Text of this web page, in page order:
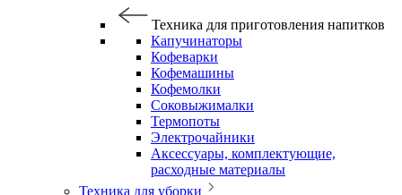
Техника для приготовления напитков
Капучинаторы
Кофеварки
Кофемашины
Кофемолки
Соковыжималки
Термопоты
Электрочайники
Аксессуары, комплектующие,
расходные материалы
Техника для уборки